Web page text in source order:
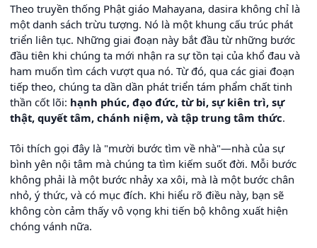
Theo truyền thống Phật giáo Mahayana, dasira không chỉ là
một danh sách trừu tượng. Nó là một khung cấu trúc phát
triển liên tục. Những giai đoạn này bắt đầu từ những bước
đầu tiên khi chúng ta mới nhận ra sự tồn tại của khổ đau và
ham muốn tìm cách vượt qua nó. Từ đó, qua các giai đoạn
tiếp theo, chúng ta dần dần phát triển tám phẩm chất tinh
thần cốt lõi: hạnh phúc, đạo đức, từ bi, sự kiên trì, sự
thật, quyết tâm, chánh niệm, và tập trung tâm thức.
Tôi thích gọi đây là "mười bước tìm về nhà"—nhà của sự
bình yên nội tâm mà chúng ta tìm kiếm suốt đời. Mỗi bước
không phải là một bước nhảy xa xôi, mà là một bước chân
nhỏ, ý thức, và có mục đích. Khi hiểu rõ điều này, bạn sẽ
không còn cảm thấy vô vọng khi tiến bộ không xuất hiện
chóng vánh nữa.